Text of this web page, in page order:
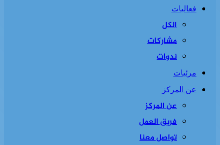
فعاليات
الكل
مشاركات
ندوات
مرئيات
عن المركز
عن المركز
فريق العمل
تواصل معنا